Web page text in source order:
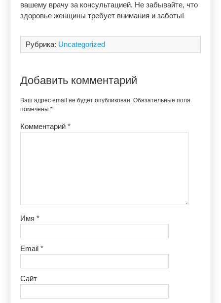
вашему врачу за консультацией. Не забывайте, что
здоровье женщины требует внимания и заботы!
Рубрика: Uncategorized
Добавить комментарий
Ваш адрес email не будет опубликован. Обязательные поля
помечены *
Комментарий *
Имя *
Email *
Сайт